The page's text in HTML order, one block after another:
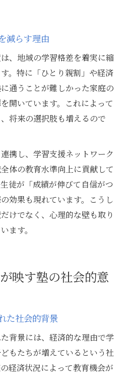
減らす理由
、地域の学習格差を着実に縮
。特に「ひとり親割」や経済
通うことが難しかった家庭の
開いています。これによって
将来の選択肢も増えるので
携し、学習支援ネットワーク
体の教育水準向上に貢献して
徒が「成績が伸びて自信がつ
効果も現れています。こうし
けでなく、心理的な壁も取り
ます。
映す塾の社会的意
た社会的背景
背景には、経済的な理由で学
もたちが増えているという社
経済状況によって教育機会が